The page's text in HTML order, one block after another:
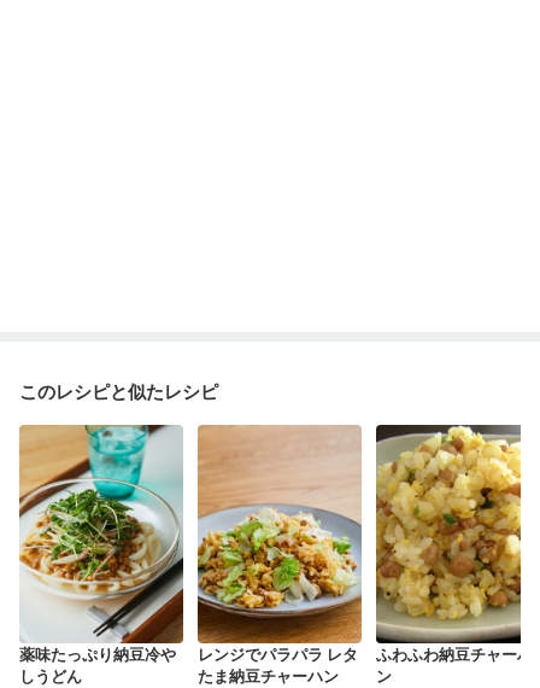
このレシピと似たレシピ
薬味たっぷり納豆冷や
しうどん
レンジでパラパラ レタ
たま納豆チャーハン
ふわふわ納豆チャーハ
ン